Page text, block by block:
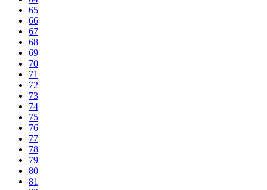
65
66
67
68
69
70
71
72
73
74
75
76
77
78
79
80
81